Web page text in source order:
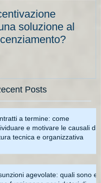
soluzione al
Posts
a termine: come
e motivare le causali di
tecnica e organizzativa
agevolate: quali sono e